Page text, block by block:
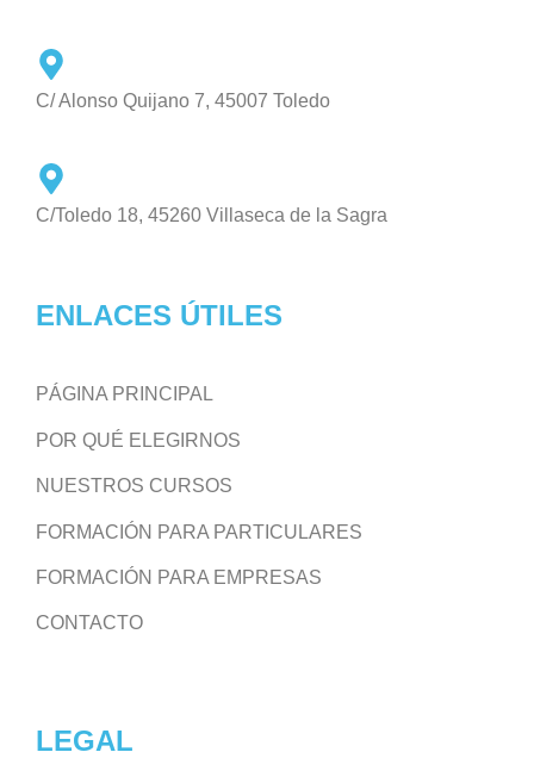
C/ Alonso Quijano 7, 45007 Toledo
C/Toledo 18, 45260 Villaseca de la Sagra
ENLACES ÚTILES
PÁGINA PRINCIPAL
POR QUÉ ELEGIRNOS
NUESTROS CURSOS
FORMACIÓN PARA PARTICULARES
FORMACIÓN PARA EMPRESAS
CONTACTO
LEGAL